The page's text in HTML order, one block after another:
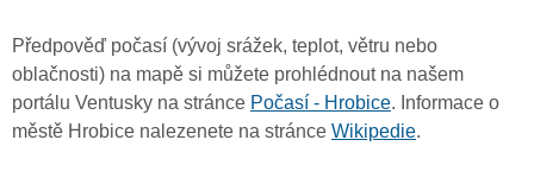
Předpověď počasí (vývoj srážek, teplot, větru nebo
oblačnosti) na mapě si můžete prohlédnout na našem
portálu Ventusky na stránce Počasí - Hrobice. Informace o
městě Hrobice nalezenete na stránce Wikipedie.